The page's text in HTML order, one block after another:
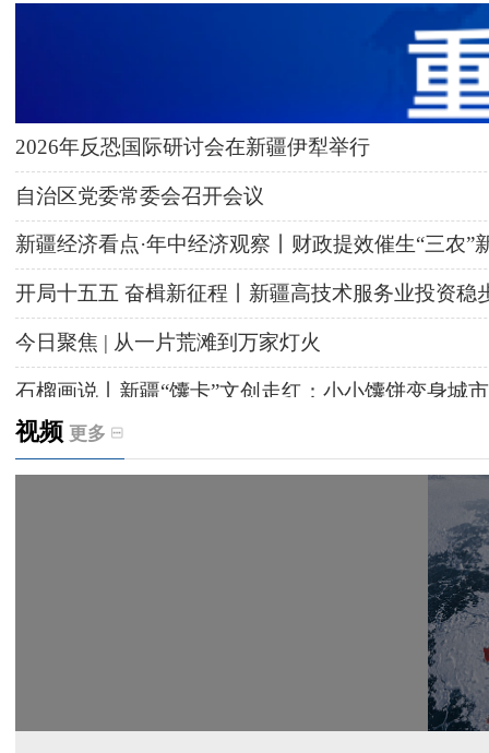
2026年反恐国际研讨会在新疆伊犁举行
自治区党委常委会召开会议
新疆经济看点·年中经济观察丨财政提效催生“三农”
开局十五五 奋楫新征程丨新疆高技术服务业投资稳
今日聚焦 | 从一片荒滩到万家灯火
石榴画说丨新疆“馕卡”文创走红：小小馕饼变身城
天山观察丨暑期AI研学热，孩子们究竟学到什么
视频 更多